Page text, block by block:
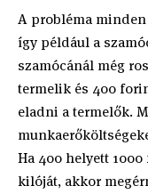
A probléma
így például a
szamócánál még
termelik és 400
eladni a termelők.
Ha 400 helyett
kilóját, akkor